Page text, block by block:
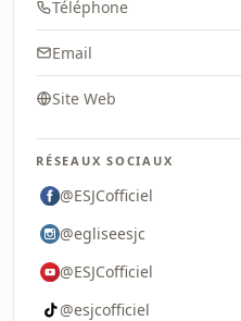
Téléphone
Email
Site Web
RÉSEAUX SOCIAUX
@ESJCofficiel
@egliseesjc
@ESJCofficiel
@esjcofficiel